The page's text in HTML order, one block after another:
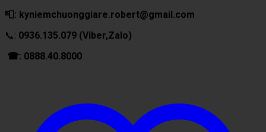
📮: kyniemchuonggiare.robert@gmail.com
📞: 0936.135.079 (Viber,Zalo)
☎: 0888.40.8000